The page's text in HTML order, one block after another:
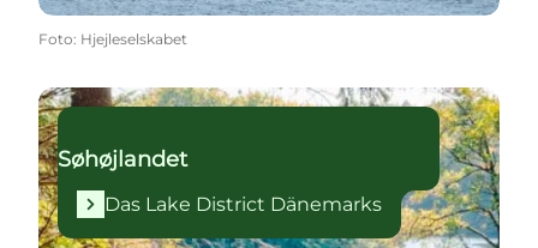
Foto: Hjejleselskabet
Das Lake District Dänemarks
Søhøjlandet
Das Lake District Dänemarks